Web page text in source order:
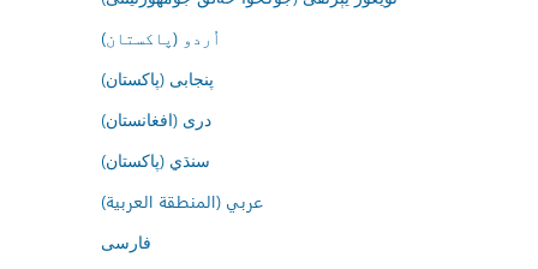
اُردو (پاکستان)
پنجابی (پاکستان)
درى (افغانستان)
سنڌي (پاکستان)
عربي (المنطقة العربية)
فارسى